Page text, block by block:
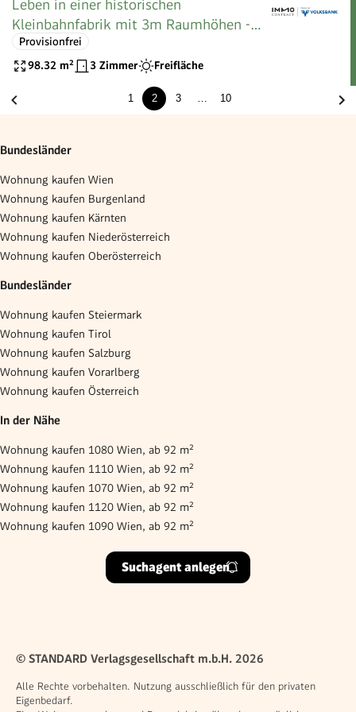
Leben in einer historischen
Kleinbahnfabrik mit 3m Raumhöhen -
zwischen Rosenhügel und Liesingbach
Provisionfrei
98.32 m² 3 Zimmer Freifläche
1 2 3 10
Bundesländer
Wohnung kaufen Wien
Wohnung kaufen Burgenland
Wohnung kaufen Kärnten
Wohnung kaufen Niederösterreich
Wohnung kaufen Oberösterreich
Bundesländer
Wohnung kaufen Steiermark
Wohnung kaufen Tirol
Wohnung kaufen Salzburg
Wohnung kaufen Vorarlberg
Wohnung kaufen Österreich
In der Nähe
Wohnung kaufen 1080 Wien, ab 92 m²
Wohnung kaufen 1110 Wien, ab 92 m²
Wohnung kaufen 1070 Wien, ab 92 m²
Wohnung kaufen 1120 Wien, ab 92 m²
Wohnung kaufen 1090 Wien, ab 92 m²
Suchagent anlegen
© STANDARD Verlagsgesellschaft m.b.H. 2026
Alle Rechte vorbehalten. Nutzung ausschließlich für den privaten
Eigenbedarf.